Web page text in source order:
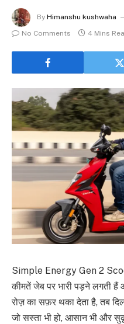
By Himanshu kushwaha
No Comments
4 Mins
Simple Energy Gen 2
कीमतें जेब पर भारी पड़ने लगती हैं
रोज़ का सफ़र थका देता है, तब
जो सस्ता भी हो, आसान भी और